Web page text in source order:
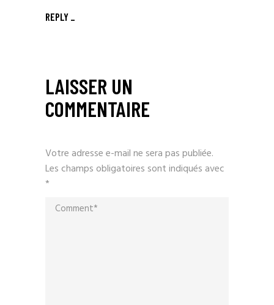
REPLY
LAISSER UN
COMMENTAIRE
Votre adresse e-mail ne sera pas publiée.
Les champs obligatoires sont indiqués avec
*